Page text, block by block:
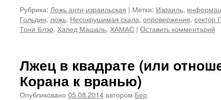
Рубрика: Ложь анти-израильская | Метки: Израиль,
Гольдин, ложь, Несокрушимая скала, опровержение, сектор
Тони Блэр, Халед Машаль, ХАМАС | Оставить комментарий
Лжец в квадрате (или
Корана к вранью)
Опубликовано 05.08.2014автором Бер